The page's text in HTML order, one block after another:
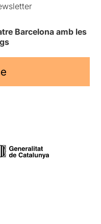
Barcelona amb les